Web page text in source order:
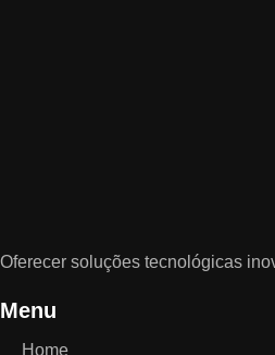
Oferecer soluções tecnológicas
Menu
Home